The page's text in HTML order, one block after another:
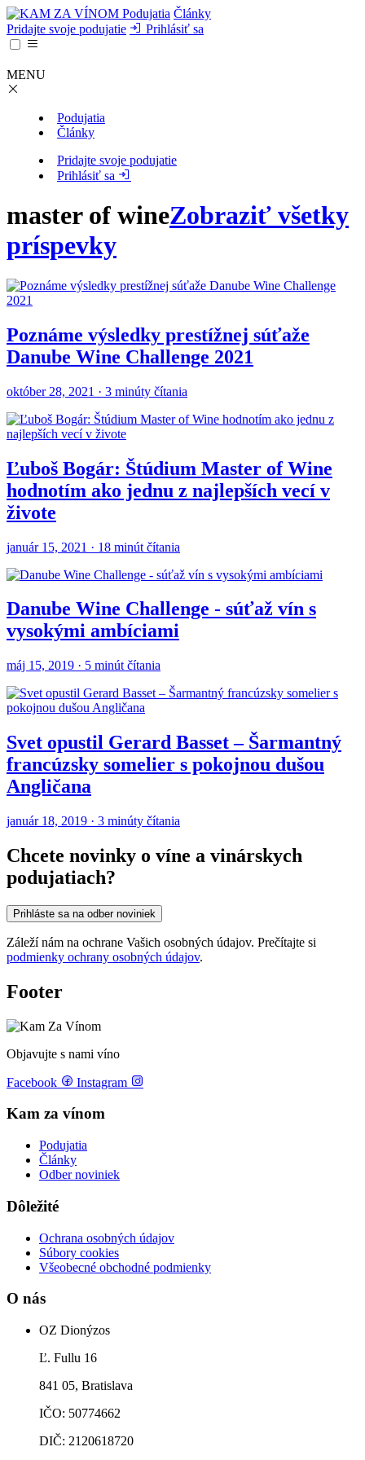
Podujatia Články
Pridajte svoje podujatie
Prihlásiť sa
MENU
Podujatia
Články
Pridajte svoje podujatie
Prihlásiť sa
master of wineZobraziť všetky
príspevky
Poznáme výsledky prestížnej súťaže
Danube Wine Challenge 2021
október 28, 2021 · 3 minúty čítania
Ľuboš Bogár: Štúdium Master of Wine
hodnotím ako jednu z najlepších vecí v
živote
január 15, 2021 · 18 minút čítania
Danube Wine Challenge - súťaž vín s
vysokými ambíciami
máj 15, 2019 · 5 minút čítania
Svet opustil Gerard Basset – Šarmantný
francúzsky somelier s pokojnou dušou
Angličana
január 18, 2019 · 3 minúty čítania
Chcete novinky o víne a vinárskych
podujatiach?
Prihláste sa na odber noviniek
Záleží nám na ochrane Vašich osobných údajov. Prečítajte si
podmienky ochrany osobných údajov.
Footer
Objavujte s nami víno
Facebook Instagram
Kam za vínom
Podujatia
Články
Odber noviniek
Dôležité
Ochrana osobných údajov
Súbory cookies
Všeobecné obchodné podmienky
O nás
OZ Dionýzos
Ľ. Fullu 16
841 05, Bratislava
IČO: 50774662
DIČ: 2120618720